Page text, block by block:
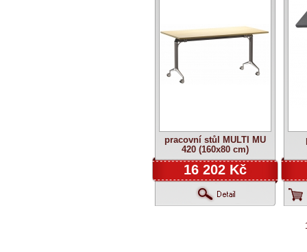
pracovní stůl MULTI MU
420 (160x80 cm)
16 202 Kč